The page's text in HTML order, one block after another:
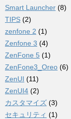
Smart Launcher (8)
TIPS (2)
zenfone 2 (1)
Zenfone 3 (4)
ZenFone 5 (1)
ZenFone3_Oreo (6)
ZenUI (11)
ZenUI4 (2)
カスタマイズ (3)
セキュリティ (1)